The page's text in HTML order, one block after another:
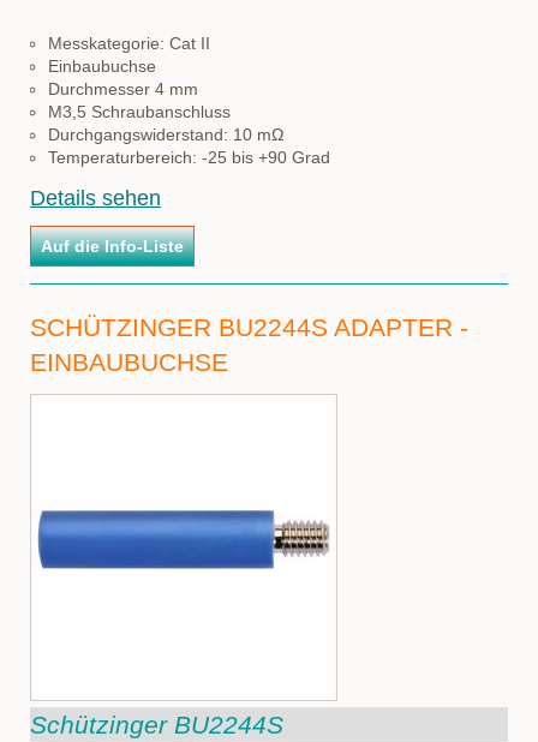
Messkategorie: Cat II
Einbaubuchse
Durchmesser 4 mm
M3,5 Schraubanschluss
Durchgangswiderstand: 10 mΩ
Temperaturbereich: -25 bis +90 Grad
Details sehen
SCHÜTZINGER BU2244S ADAPTER -
EINBAUBUCHSE
Schützinger BU2244S